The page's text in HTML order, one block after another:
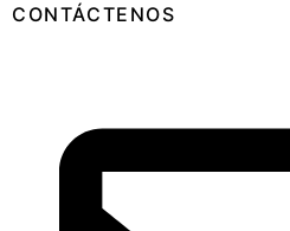
CONTÁCTENOS